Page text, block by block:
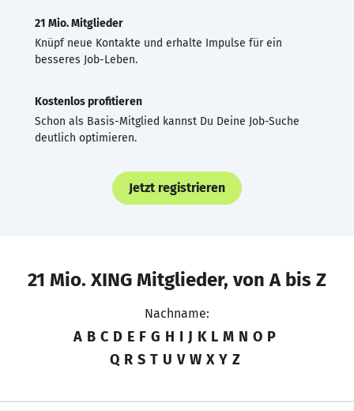
21 Mio. Mitglieder
Knüpf neue Kontakte und erhalte Impulse für ein
besseres Job-Leben.
Kostenlos profitieren
Schon als Basis-Mitglied kannst Du Deine Job-Suche
deutlich optimieren.
Jetzt registrieren
21 Mio. XING Mitglieder, von A bis Z
Nachname:
A B C D E F G H I J K L M N O P
Q R S T U V W X Y Z